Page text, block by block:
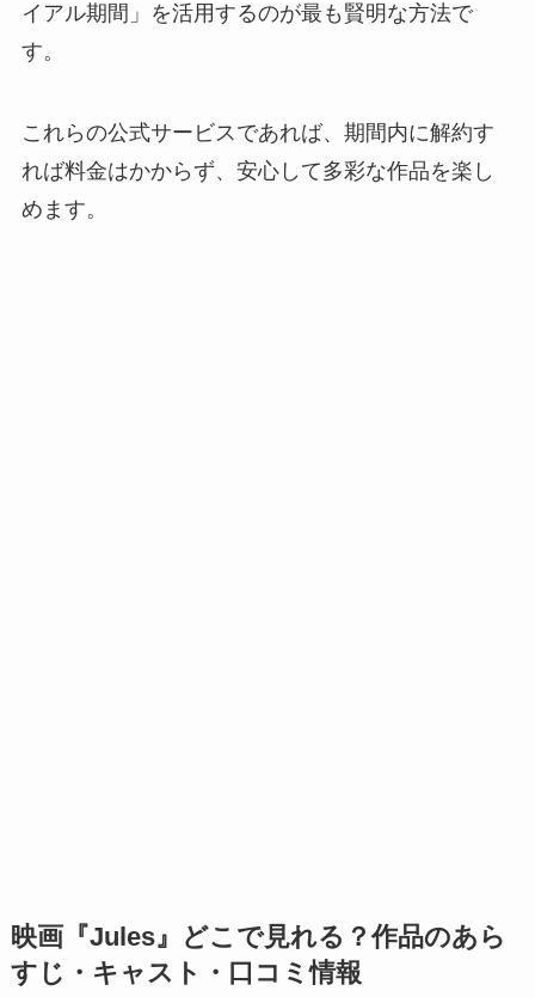
イアル期間」を活用するのが最も賢明な方法で
す。
これらの公式サービスであれば、期間内に解約す
れば料金はかからず、安心して多彩な作品を楽し
めます。
映画『Jules』どこで見れる？作品のあら
すじ・キャスト・口コミ情報